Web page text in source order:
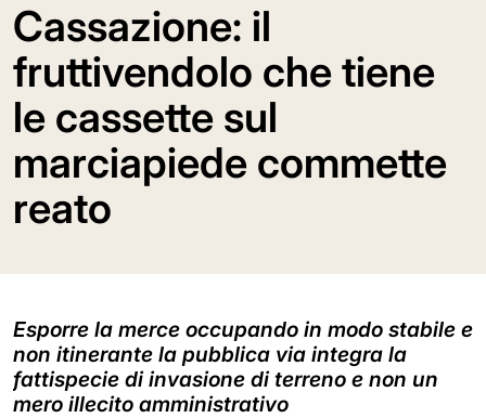
Cassazione: il
fruttivendolo che tiene
le cassette sul
marciapiede commette
reato
Esporre la merce occupando in modo stabile e
non itinerante la pubblica via integra la
fattispecie di invasione di terreno e non un
mero illecito amministrativo